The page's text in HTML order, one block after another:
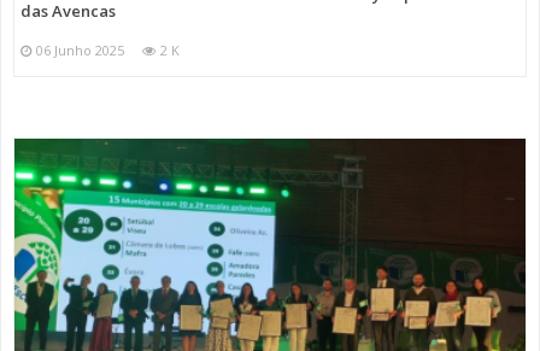
das Avencas
06 Junho 2025 2 K